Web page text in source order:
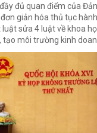
đủ quan điểm của
giản hóa thủ tục
sửa 4 luật về khoa
môi trường kinh